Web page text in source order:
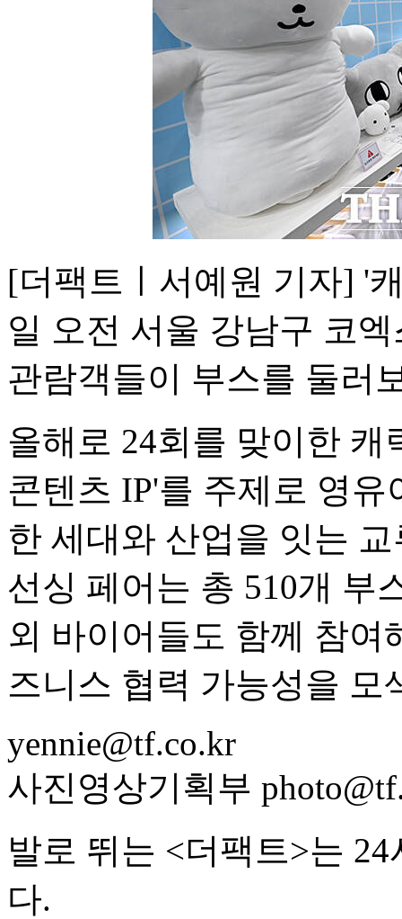
[더팩트ㅣ서예원 기자] '
일 오전 서울 강남구 코
관람객들이 부스를 둘러
올해로 24회를 맞이한
콘텐츠 IP'를 주제로 영
한 세대와 산업을 잇는
선싱 페어는 총 510개 부
외 바이어들도 함께 참여
즈니스 협력 가능성을 모
yennie@tf.co.kr
사진영상기획부
발로 뛰는 <더팩트>는
다.